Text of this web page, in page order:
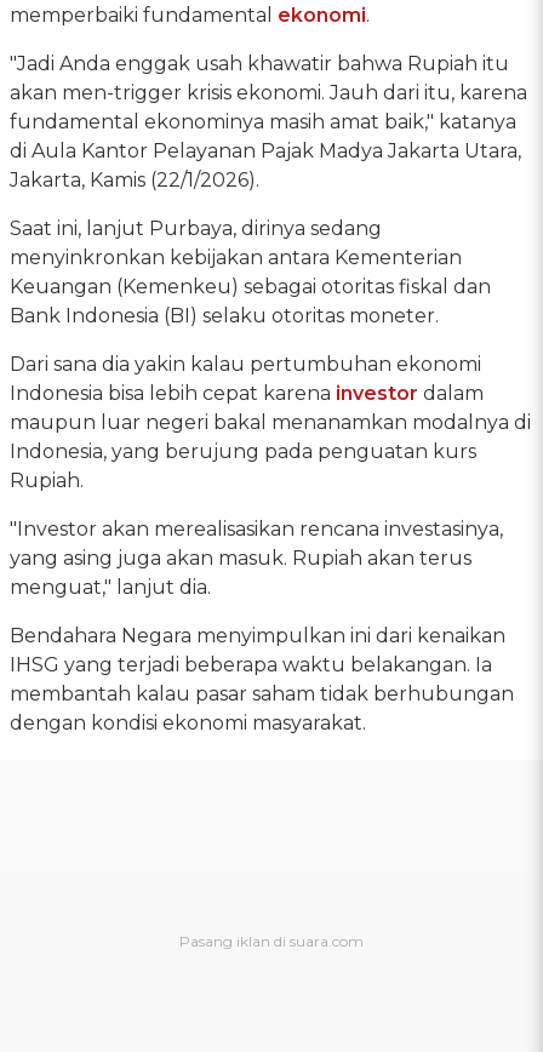
memperbaiki fundamental ekonomi.
"Jadi Anda enggak usah khawatir bahwa Rupiah itu
akan men-trigger krisis ekonomi. Jauh dari itu, karena
fundamental ekonominya masih amat baik," katanya
di Aula Kantor Pelayanan Pajak Madya Jakarta Utara,
Jakarta, Kamis (22/1/2026).
Saat ini, lanjut Purbaya, dirinya sedang
menyinkronkan kebijakan antara Kementerian
Keuangan (Kemenkeu) sebagai otoritas fiskal dan
Bank Indonesia (BI) selaku otoritas moneter.
Dari sana dia yakin kalau pertumbuhan ekonomi
Indonesia bisa lebih cepat karena investor dalam
maupun luar negeri bakal menanamkan modalnya di
Indonesia, yang berujung pada penguatan kurs
Rupiah.
"Investor akan merealisasikan rencana investasinya,
yang asing juga akan masuk. Rupiah akan terus
menguat," lanjut dia.
Bendahara Negara menyimpulkan ini dari kenaikan
IHSG yang terjadi beberapa waktu belakangan. Ia
membantah kalau pasar saham tidak berhubungan
dengan kondisi ekonomi masyarakat.